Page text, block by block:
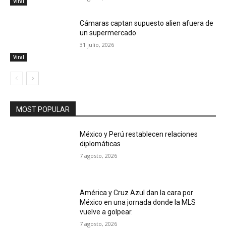
Viral
Cámaras captan supuesto alien afuera de
un supermercado
31 julio, 2026
MOST POPULAR
México y Perú restablecen relaciones
diplomáticas
7 agosto, 2026
América y Cruz Azul dan la cara por
México en una jornada donde la MLS
vuelve a golpear.
7 agosto, 2026